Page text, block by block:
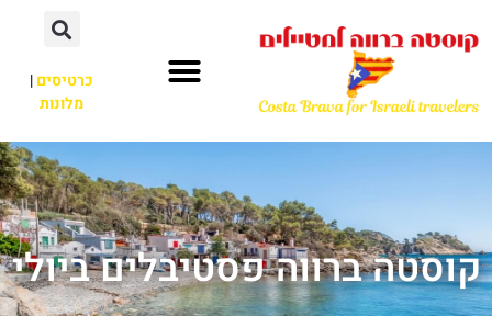
כרטיסים|
מלונות
קוסטה ברווה פסטיבלים ביולי